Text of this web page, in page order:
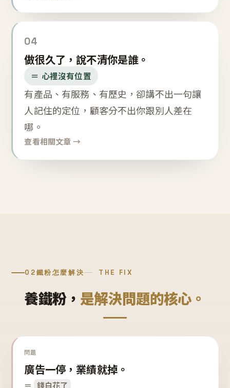
04
做很久了，說不清你是誰。
＝ 心裡沒有位置
有產品、有服務、有歷史，卻講不出一句讓
人記住的定位，顧客分不出你跟別人差在
哪。
查看相關文章 →
02鐵粉怎麼解決 THE FIX
養鐵粉， 是解決問題的核心。
問題
廣告一停，業績就掉。
＝ 錢白花了